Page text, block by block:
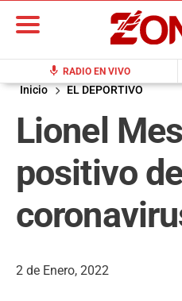
mic RADIO EN VIVO
Inicio EL DEPORTIVO
Lionel
positivo
2 de Enero, 2022